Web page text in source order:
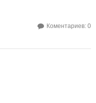
Коментариев: 0